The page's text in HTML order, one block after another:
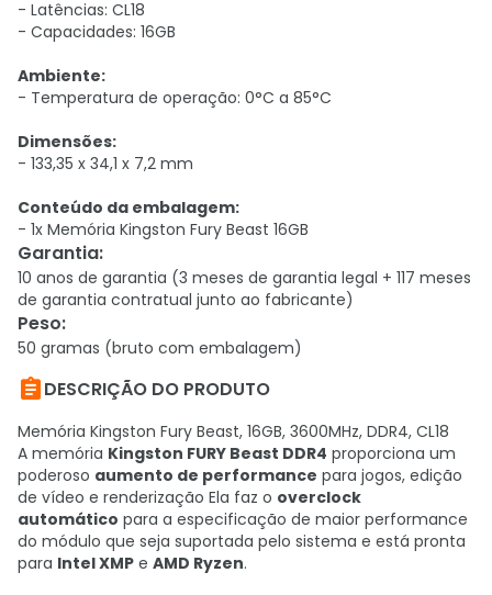
- Latências: CL18
- Capacidades: 16GB
Ambiente:
- Temperatura de operação: 0°C a 85°C
Dimensões:
- 133,35 x 34,1 x 7,2 mm
Conteúdo da embalagem:
- 1x Memória Kingston Fury Beast 16GB
Garantia:
10 anos de garantia (3 meses de garantia legal + 117 meses
de garantia contratual junto ao fabricante)
Peso:
50 gramas (bruto com embalagem)
DESCRIÇÃO DO PRODUTO
Memória Kingston Fury Beast, 16GB, 3600MHz, DDR4, CL18
A memória Kingston FURY Beast DDR4 proporciona um
poderoso aumento de performance para jogos, edição
de vídeo e renderização Ela faz o overclock
automático para a especificação de maior performance
do módulo que seja suportada pelo sistema e está pronta
para Intel XMP e AMD Ryzen.